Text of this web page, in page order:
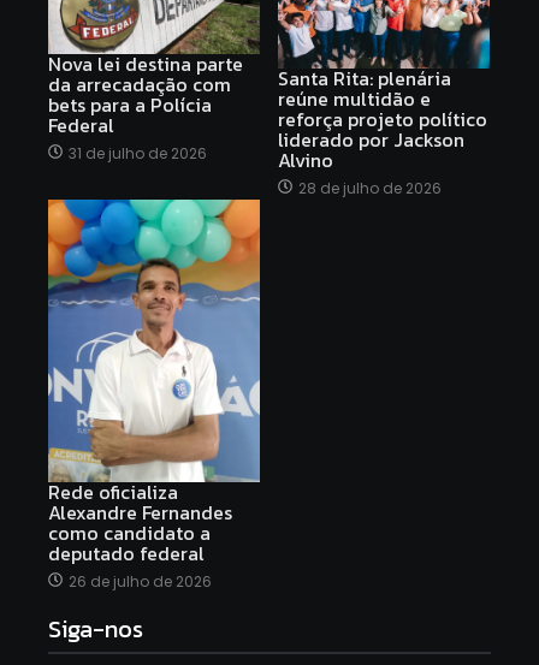
Nova lei destina parte
da arrecadação com
bets para a Polícia
Federal
31 de julho de 2026
Santa Rita: plenária
reúne multidão e
reforça projeto político
liderado por Jackson
Alvino
28 de julho de 2026
Rede oficializa
Alexandre Fernandes
como candidato a
deputado federal
26 de julho de 2026
Siga-nos